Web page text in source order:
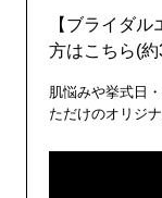
【ブライダ
方はこちら(
肌悩みや挙式日
ただけのオリジナ